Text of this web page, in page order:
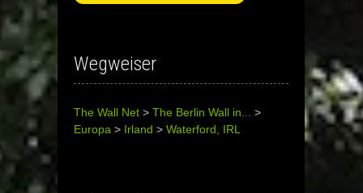
Wegweiser
The Wall Net > The Berlin Wall in...
>
Europa > Irland > Waterford, IRL